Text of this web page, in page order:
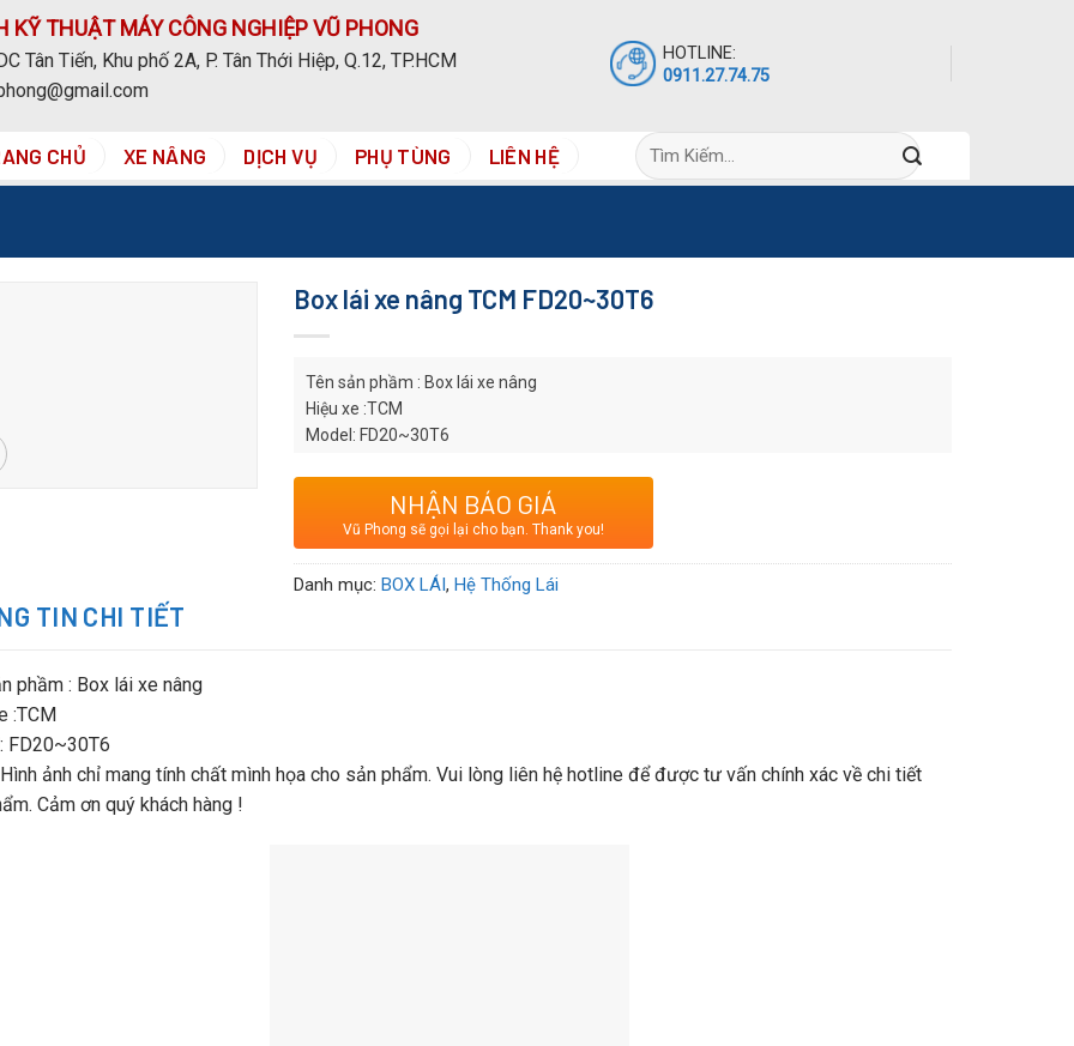
KỸ THUẬT MÁY CÔNG NGHIỆP VŨ PHONG
Tân Tiến, Khu phố 2A, P. Tân Thới Hiệp, Q.12, TP.HCM
HOTLINE:
0911.27.74.75
CHỦ XE NÂNG DỊCH VỤ PHỤ TÙNG LIÊN HỆ
Tìm
kiếm:
Box lái xe nâng TCM FD20~30T6
Tên sản phầm : Box lái xe nâng
Hiệu xe :TCM
Model: FD20~30T6
để được tư vấn chính xác về chi tiết sản phẩm. Cảm ơn quý khách hàng !
NHẬN BÁO GIÁ
Vũ Phong sẽ gọi lại cho bạn. Thank you!
Danh mục: BOX LÁI, Hệ Thống Lái
TIN CHI TIẾT
phầm : Box lái xe nâng
:TCM
FD20~30T6
ảnh chỉ mang tính chất mình họa cho sản phẩm. Vui lòng liên hệ hotline để được tư vấn chính xác về chi tiết
Cảm ơn quý khách hàng !